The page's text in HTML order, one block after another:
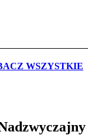
WSZYSTKIE